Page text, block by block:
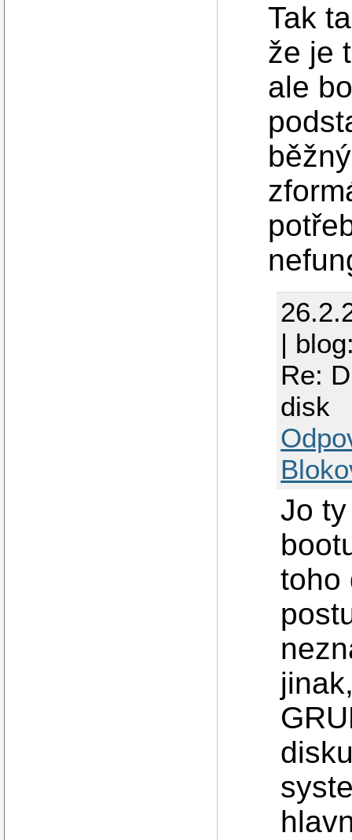
Tak
že je
ale
|
Re:
disk
Jo
toho